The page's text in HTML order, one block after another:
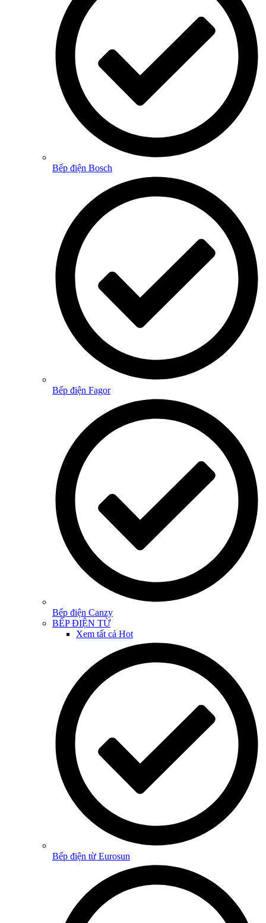
Bếp điện Bosch
Bếp điện Fagor
Bếp điện Canzy
BẾP ĐIỆN TỪ
Xem tất cả Hot
Bếp điện từ Eurosun